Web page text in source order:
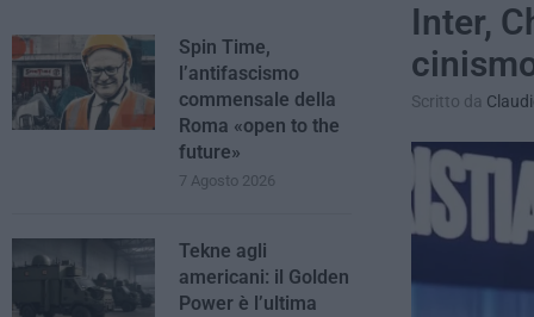
Inter,
Scritto da
Spin Time,
l’antifascismo
commensale della
Roma «open to the
future»
7 Agosto 2026
Tekne agli
americani: il Golden
Power è l’ultima